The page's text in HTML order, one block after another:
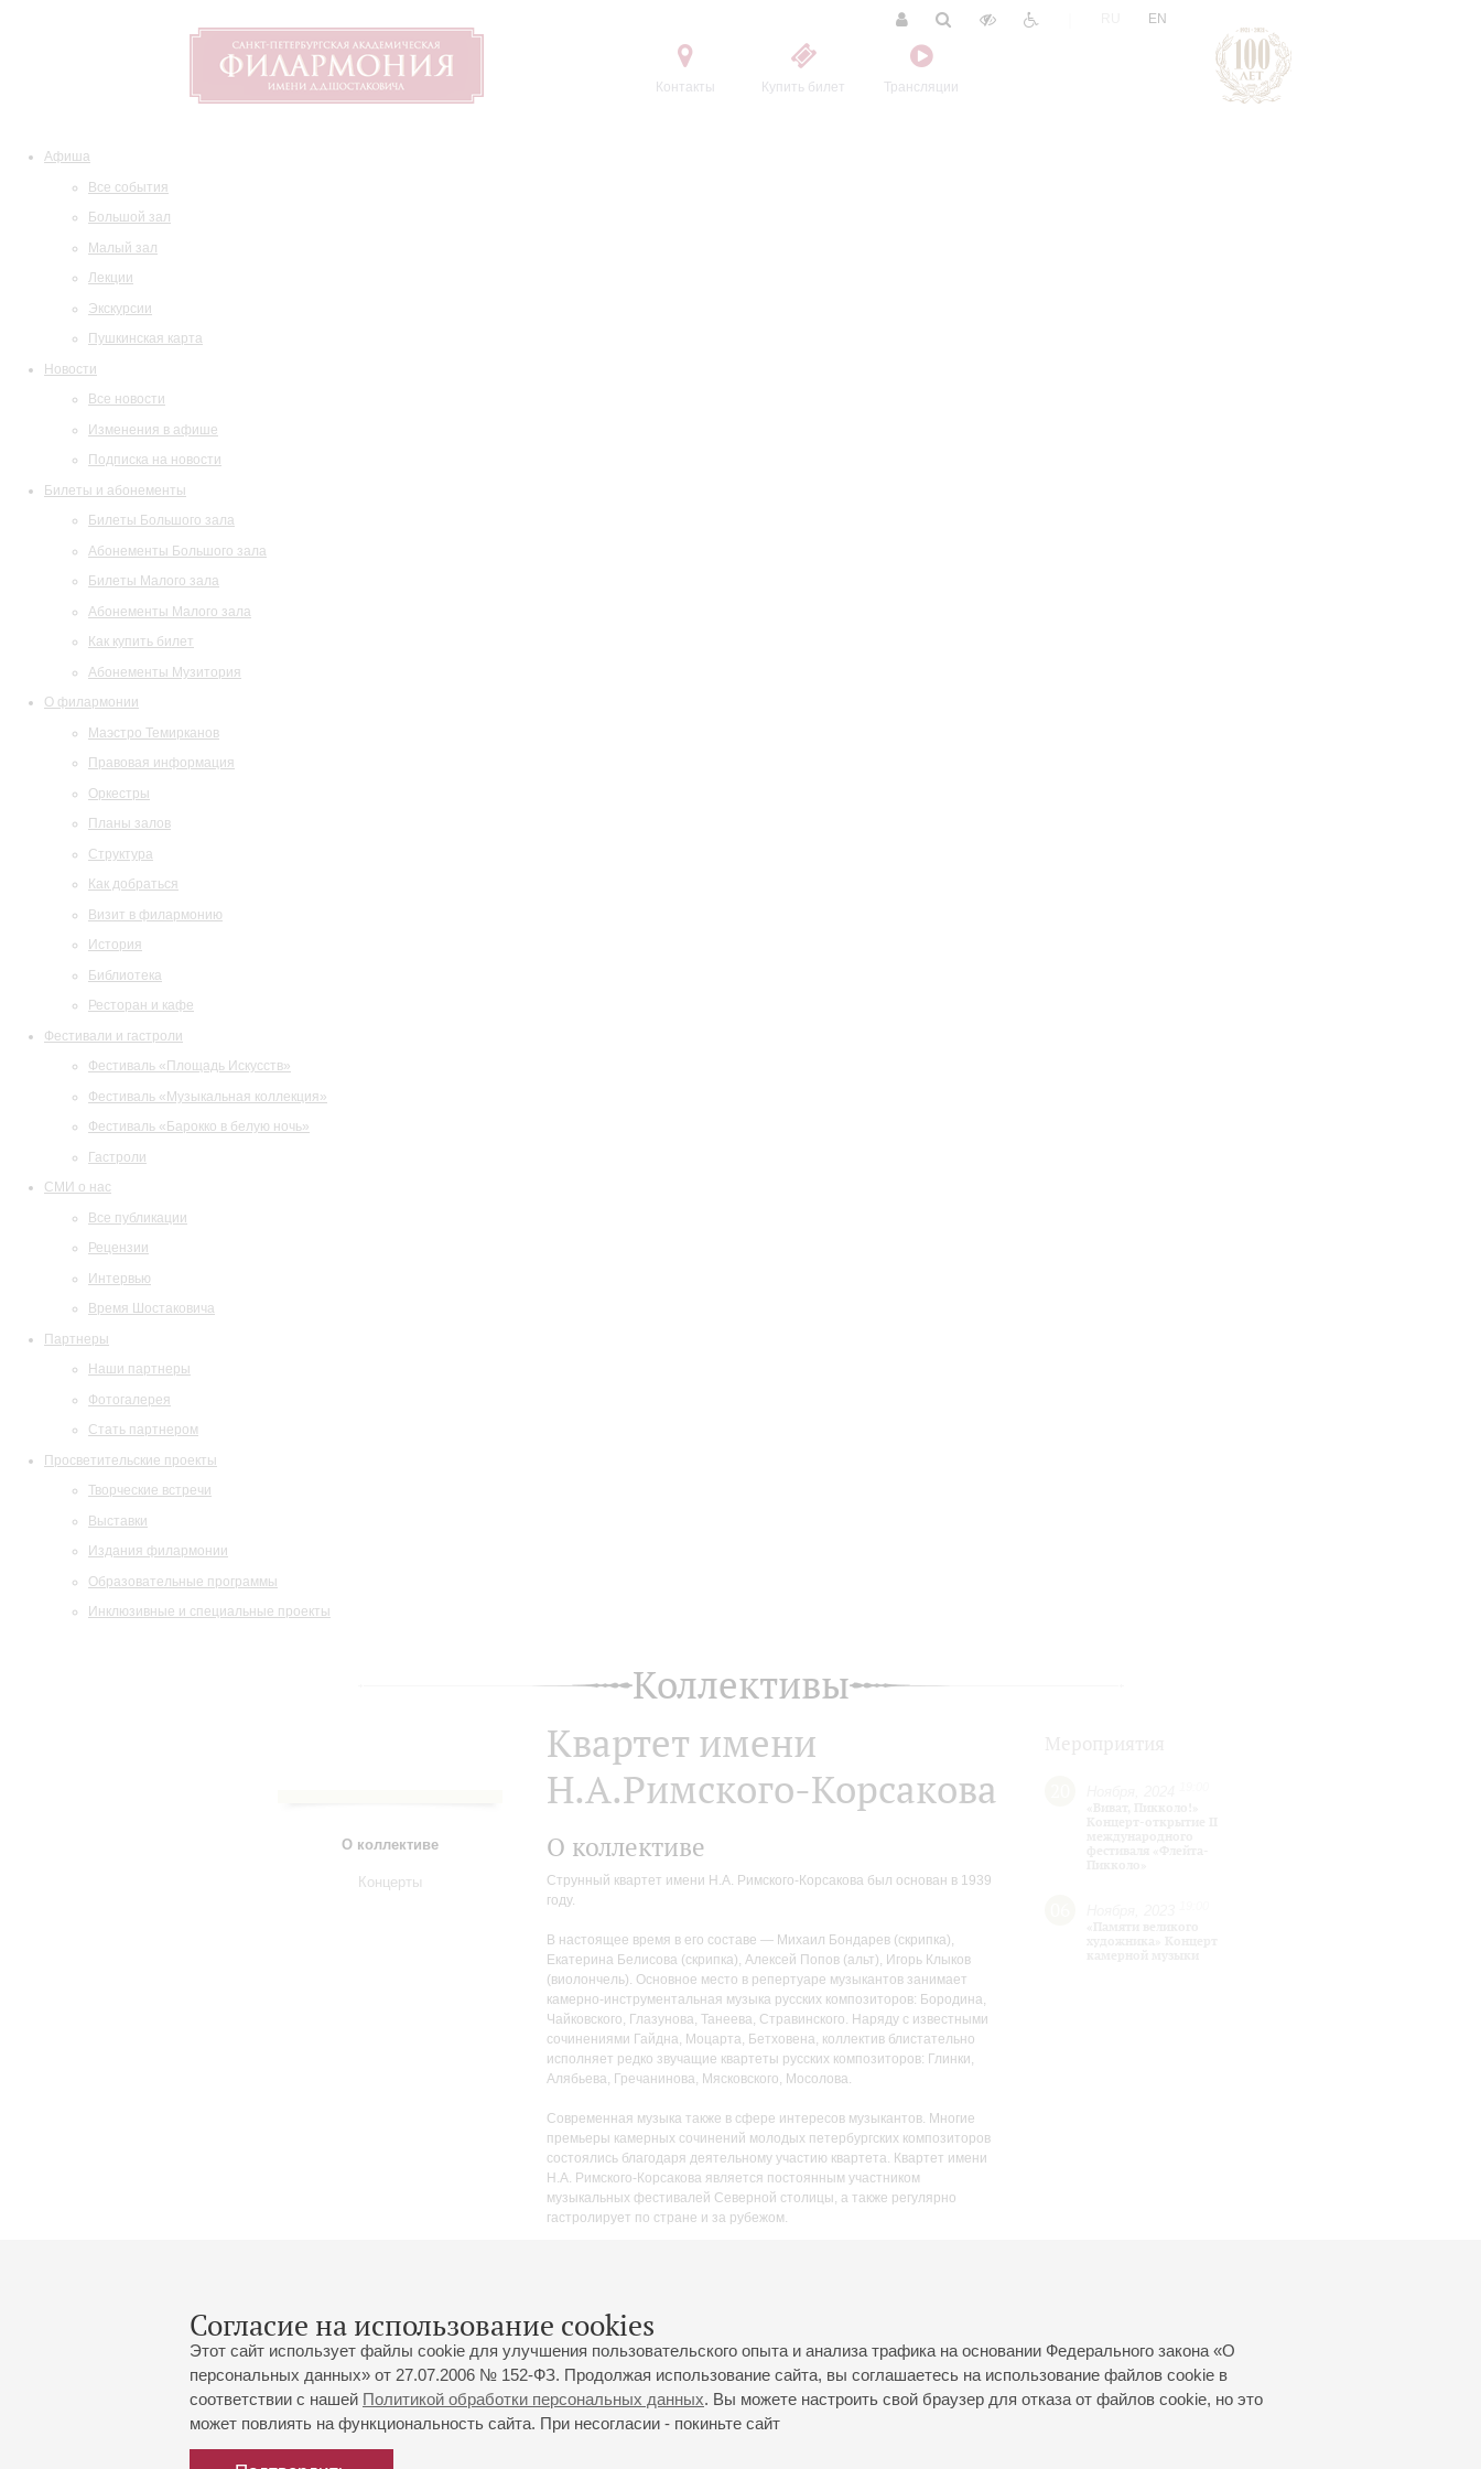
Контакты Купить билет Трансляции
EN
Афиша
Все события
Большой зал
Малый зал
Лекции
Экскурсии
Пушкинская карта
Новости
Все новости
Изменения в афише
Подписка на новости
Билеты и абонементы
Билеты Большого зала
Абонементы Большого зала
Билеты Малого зала
Абонементы Малого зала
Как купить билет
Абонементы Музитория
О филармонии
Маэстро Темирканов
Правовая информация
Оркестры
Планы залов
Структура
Как добраться
Визит в филармонию
История
Библиотека
Ресторан и кафе
Фестивали и гастроли
Фестиваль «Площадь Искусств»
Фестиваль «Музыкальная коллекция»
Фестиваль «Барокко в белую ночь»
Гастроли
СМИ о нас
Все публикации
Рецензии
Интервью
Время Шостаковича
Партнеры
Наши партнеры
Фотогалерея
Стать партнером
Просветительские проекты
Творческие встречи
Выставки
Издания филармонии
Образовательные программы
Инклюзивные и специальные проекты
Согласие на использование cookies
Этот сайт использует файлы cookie для улучшения пользовательского опыта и анализа трафика на основании Федерального закона «О
персональных данных» от 27.07.2006 № 152-ФЗ. Продолжая использование сайта, вы соглашаетесь на использование файлов cookie в
соответствии с нашей Политикой обработки персональных данных. Вы можете настроить свой браузер для отказа от файлов cookie, но это
может повлиять на функциональность сайта. При несогласии - покиньте сайт
Коллективы
О коллективе
Концерты
Квартет имени
Н.А.Римского-Корсакова
О коллективе
Струнный квартет имени Н.А. Римского-Корсакова был основан в 1939
году.
В настоящее время в его составе — Михаил Бондарев (скрипка),
Екатерина Белисова (скрипка), Алексей Попов (альт), Игорь Клыков
(виолончель). Основное место в репертуаре музыкантов занимает
камерно-инструментальная музыка русских композиторов: Бородина,
Чайковского, Глазунова, Танеева, Стравинского. Наряду с известными
сочинениями Гайдна, Моцарта, Бетховена, коллектив блистательно
исполняет редко звучащие квартеты русских композиторов: Глинки,
Алябьева, Гречанинова, Мясковского, Мосолова.
Современная музыка также в сфере интересов музыкантов. Многие
премьеры камерных сочинений молодых петербургских композиторов
состоялись благодаря деятельному участию квартета. Квартет имени
Н.А. Римского-Корсакова является постоянным участником
музыкальных фестивалей Северной столицы, а также регулярно
гастролирует по стране и за рубежом.
Большой зал:
191186, Санкт-Петербург, Михайловская ул., 2